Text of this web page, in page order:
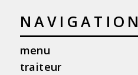
NAVIGATION
menu
traiteur